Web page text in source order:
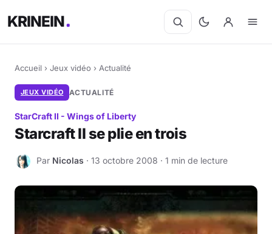
KRINEIN
Accueil › Jeux vidéo › Actualité
JEUX VIDÉO ACTUALITÉ
StarCraft II - Wings of Liberty
Starcraft II se plie en trois
N Par Nicolas · 13 octobre 2008 · 1 min de lecture